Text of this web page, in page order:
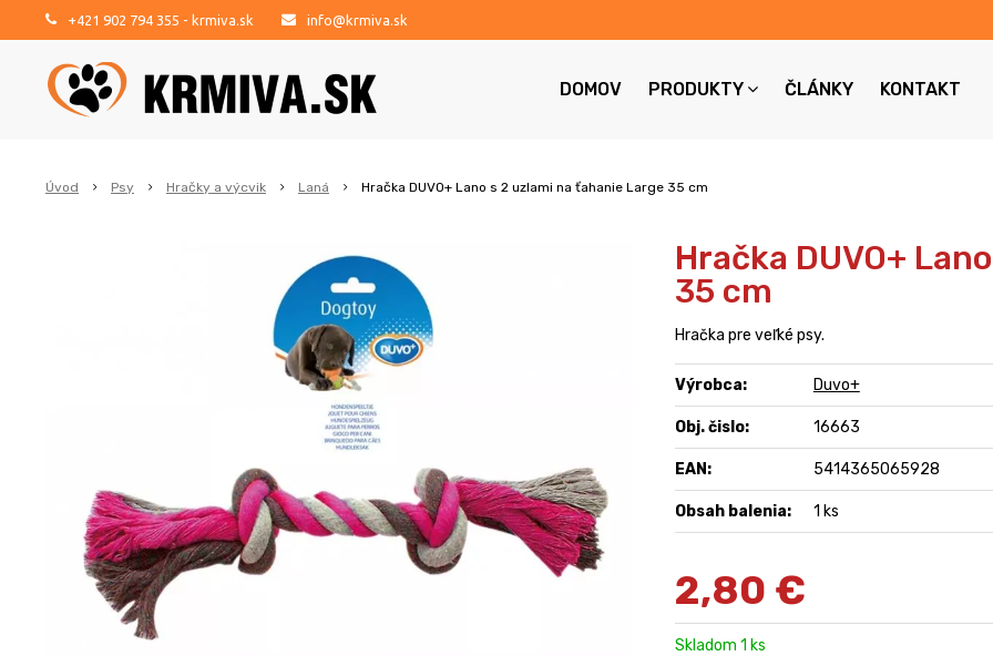
+421 902 794 355 - krmiva.sk info@krmiva.sk
DOMOV PRODUKTY ČLÁNKY KONTAKT
Úvod Psy Hračky a výcvik Laná Hračka DUVO+ Lano s 2 uzlami na ťahanie Large 35 cm
Hračka DUVO+
35 cm
Hračka pre veľké psy.
Výrobca: Duvo+
Obj. čislo: 16663
EAN: 5414365065928
Obsah balenia: 1 ks
2,80 €
Skladom 1 ks